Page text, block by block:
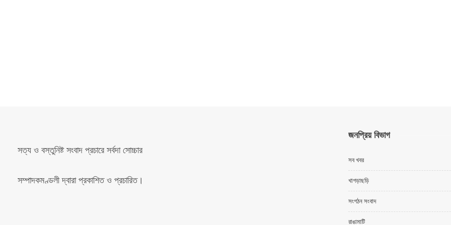
সত্য ও বস্তুনিষ্ট সংবাদ প্রচারে সর্বদা সোচ্চার
সম্পাদকমণ্ডলী দ্বারা প্রকাশিত ও প্রচারিত।
জনপ্রিয় বিভাগ
সব খবর
খাগড়াছড়ি
সংগঠন সংবাদ
রাঙামাটি